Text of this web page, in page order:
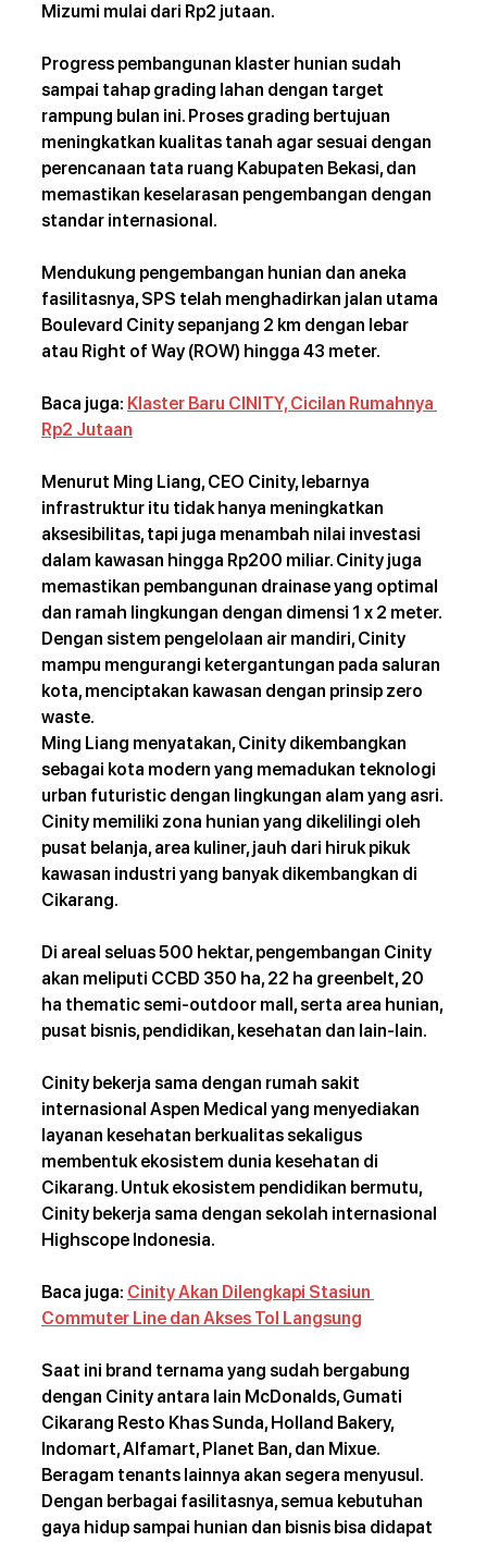
Mizumi mulai dari Rp2 jutaan.
Progress pembangunan klaster hunian sudah
sampai tahap grading lahan dengan target
rampung bulan ini. Proses grading bertujuan
meningkatkan kualitas tanah agar sesuai dengan
perencanaan tata ruang Kabupaten Bekasi, dan
memastikan keselarasan pengembangan dengan
standar internasional.
Mendukung pengembangan hunian dan aneka
fasilitasnya, SPS telah menghadirkan jalan utama
Boulevard Cinity sepanjang 2 km dengan lebar
atau Right of Way (ROW) hingga 43 meter.
Baca juga: Klaster Baru CINITY, Cicilan Rumahnya
Rp2 Jutaan
Menurut Ming Liang, CEO Cinity, lebarnya
infrastruktur itu tidak hanya meningkatkan
aksesibilitas, tapi juga menambah nilai investasi
dalam kawasan hingga Rp200 miliar. Cinity juga
memastikan pembangunan drainase yang optimal
dan ramah lingkungan dengan dimensi 1 x 2 meter.
Dengan sistem pengelolaan air mandiri, Cinity
mampu mengurangi ketergantungan pada saluran
kota, menciptakan kawasan dengan prinsip zero
waste.
Ming Liang menyatakan, Cinity dikembangkan
sebagai kota modern yang memadukan teknologi
urban futuristic dengan lingkungan alam yang asri.
Cinity memiliki zona hunian yang dikelilingi oleh
pusat belanja, area kuliner, jauh dari hiruk pikuk
kawasan industri yang banyak dikembangkan di
Cikarang.
Di areal seluas 500 hektar, pengembangan Cinity
akan meliputi CCBD 350 ha, 22 ha greenbelt, 20
ha thematic semi-outdoor mall, serta area hunian,
pusat bisnis, pendidikan, kesehatan dan lain-lain.
Cinity bekerja sama dengan rumah sakit
internasional Aspen Medical yang menyediakan
layanan kesehatan berkualitas sekaligus
membentuk ekosistem dunia kesehatan di
Cikarang. Untuk ekosistem pendidikan bermutu,
Cinity bekerja sama dengan sekolah internasional
Highscope Indonesia.
Baca juga: Cinity Akan Dilengkapi Stasiun
Commuter Line dan Akses Tol Langsung
Saat ini brand ternama yang sudah bergabung
dengan Cinity antara lain McDonalds, Gumati
Cikarang Resto Khas Sunda, Holland Bakery,
Indomart, Alfamart, Planet Ban, dan Mixue.
Beragam tenants lainnya akan segera menyusul.
Dengan berbagai fasilitasnya, semua kebutuhan
gaya hidup sampai hunian dan bisnis bisa didapat